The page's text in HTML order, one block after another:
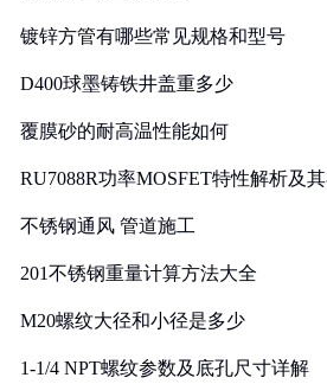
镀锌方管有哪些常见规格和型号
D400球墨铸铁井盖重多少
覆膜砂的耐高温性能如何
RU7088R功率MOSFET特性解析及
不锈钢通风 管道施工
201不锈钢重量计算方法大全
M20螺纹大径和小径是多少
1-1/4 NPT螺纹参数及底孔尺寸详解